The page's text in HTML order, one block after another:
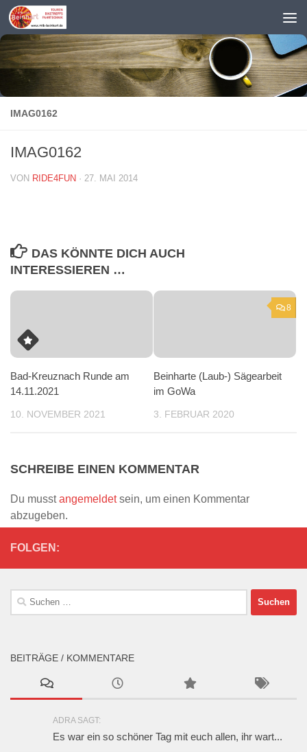
Zum Inhalt springen
IMAG0162
IMAG0162
VON RIDE4FUN · 27. MAI 2014
DAS KÖNNTE DICH AUCH
INTERESSIEREN …
Bad-Kreuznach Runde am
14.11.2021
10. NOVEMBER 2021
8
Beinharte (Laub-) Sägearbeit
im GoWa
3. FEBRUAR 2020
SCHREIBE EINEN KOMMENTAR
Du musstangemeldetsein, um einen Kommentar
abzugeben.
FOLGEN:
Suchen
nach:
BEITRÄGE / KOMMENTARE
ADRA SAGT:
Es war ein so schöner Tag mit euch allen, ihr wart...